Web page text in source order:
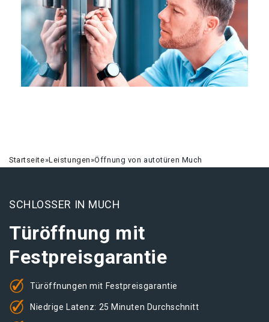
Startseite»Leistungen»Öffnung von autotüren Much
SCHLOSSER IN MUCH
Türöffnung mit
Festpreisgarantie
Türöffnungen mit Festpreisgarantie
Niedrige Latenz: 25 Minuten Durchschnitt